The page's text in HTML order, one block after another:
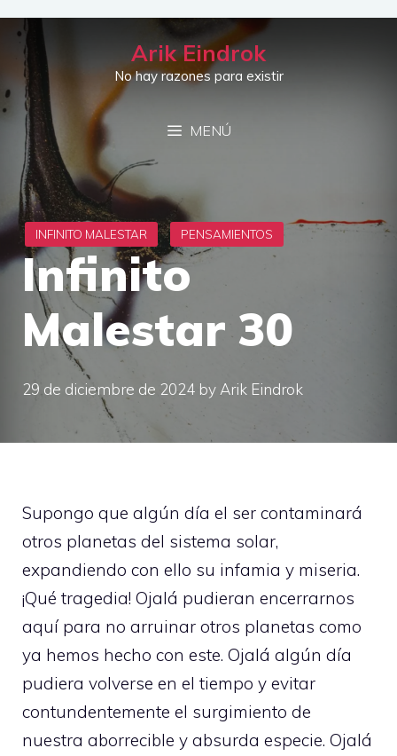
Saltar
contenido
Arik Eindrok
No hay razones para existir
MENÚ
Infinito
Malestar 30
29 de diciembre de 2024 by Arik Eindrok
Supongo que algún día el ser contaminará
otros planetas del sistema solar,
expandiendo con ello su infamia y miseria.
¡Qué tragedia! Ojalá pudieran encerrarnos
aquí para no arruinar otros planetas como
ya hemos hecho con este. Ojalá algún día
pudiera volverse en el tiempo y evitar
contundentemente el surgimiento de
nuestra aborrecible y absurda especie. Ojalá